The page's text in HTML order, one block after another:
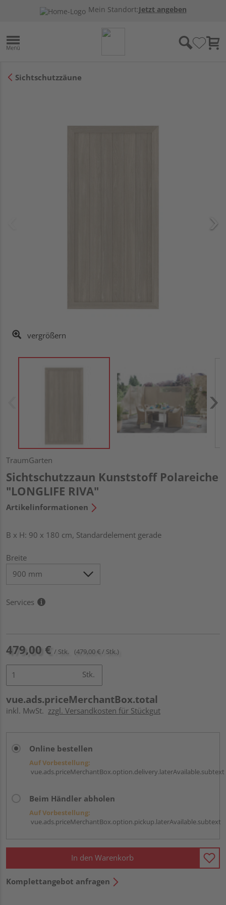
Mein Standort:Jetzt angeben
Sichtschutzzäune
vergrößern
TraumGarten
Sichtschutzzaun Kunststoff Polareiche
"LONGLIFE RIVA"
Artikelinformationen
B x H: 90 x 180 cm, Standardelement gerade
Breite
Services
479,00 € / Stk. (479,00 € / Stk.)
Stk.
vue.ads.priceMerchantBox.total
inkl. MwSt. zzgl. Versandkosten für Stückgut
Online bestellen
Auf Vorbestellung:
vue.ads.priceMerchantBox.option.delivery.laterAvailable.subtext
Beim Händler abholen
Auf Vorbestellung:
vue.ads.priceMerchantBox.option.pickup.laterAvailable.subtext
In den Warenkorb
Komplettangebot anfragen